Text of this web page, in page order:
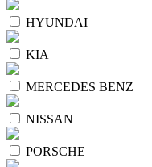
HYUNDAI
KIA
MERCEDES BENZ
NISSAN
PORSCHE